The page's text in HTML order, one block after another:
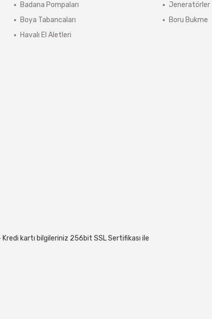
Badana Pompaları
Boya Tabancaları
Havalı El Aletleri
Jeneratörler
Boru Bukme
kartı bilgileriniz 256bit SSL Sertifikası ile